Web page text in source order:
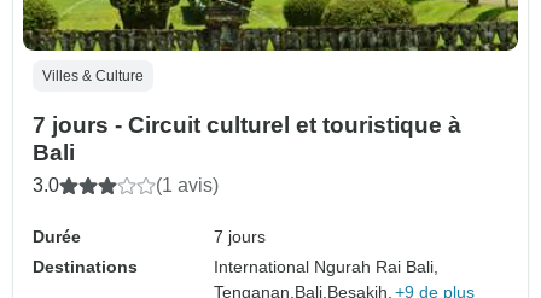
Villes & Culture
7 jours - Circuit culturel et touristique à
Bali
3.0 (1 avis)
Durée
7 jours
Destinations
International Ngurah Rai Bali,
Tenganan,Bali,Besakih, +9 de plus